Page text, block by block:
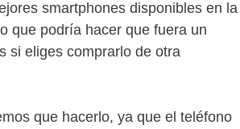
smartphones disponibles en la
que podría hacer que fuera un
si eliges comprarlo de otra
que hacerlo, ya que el teléfono